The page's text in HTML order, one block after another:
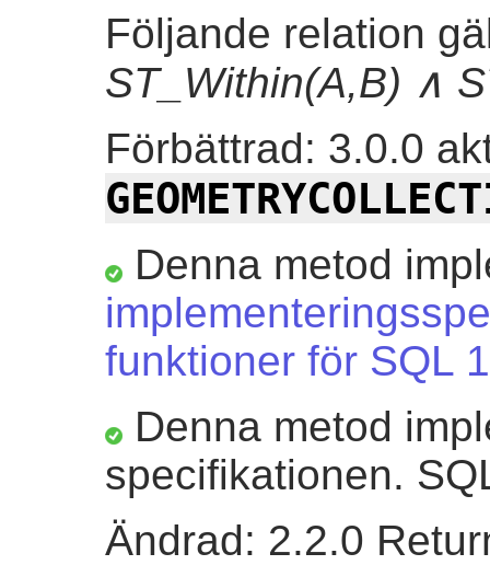
Följande relation
ST_Within(A,B) ∧
Förbättrad: 3.0.0
Denna metod
funktioner för SQL
Denna metod
specifikationen.
Ändrad: 2.2.0